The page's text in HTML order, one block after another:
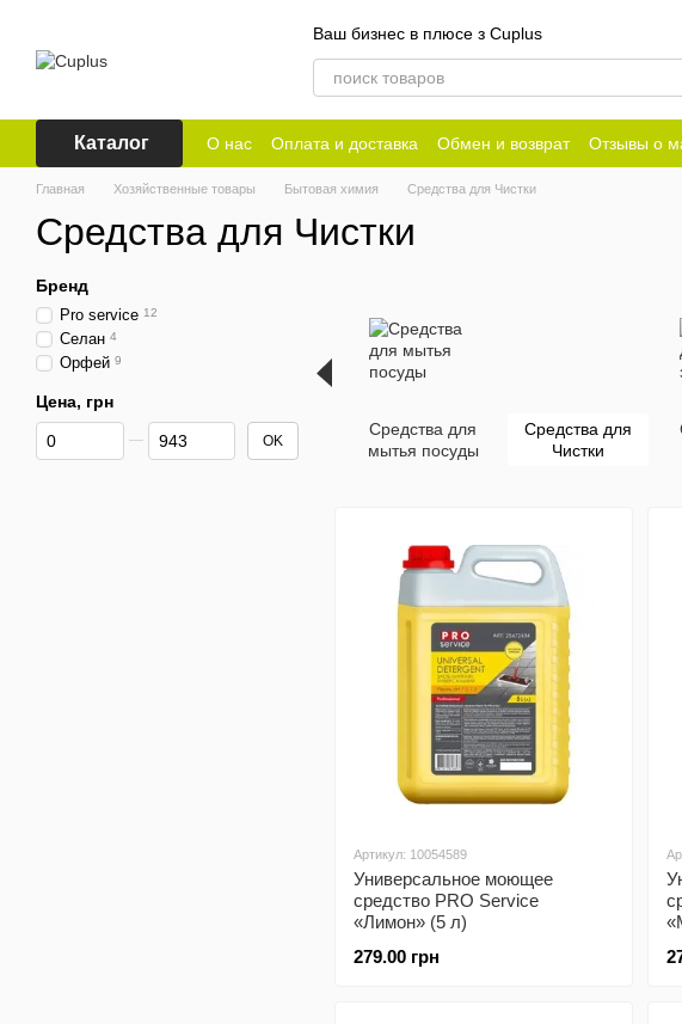
Ваш бизнес в плюсе з Cuplus
Каталог О нас Оплата и доставка Обмен и возврат Отзывы о
Главная Хозяйственные товары Бытовая химия Средства для Чистки
Средства для Чистки
Средства для
мытья посуды
Средства для
Чистки
Артикул: 10054589
Универсальное моющее
средство PRO Service
«Лимон» (5 л)
279.00 грн
Бренд
Pro service 12
Селан 4
Орфей 9
Цена, грн
От Цена, грн
До Цена, грн OK